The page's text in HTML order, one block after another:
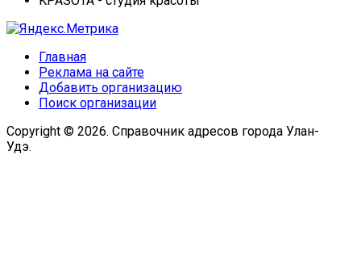
Главная
Реклама на сайте
Добавить организацию
Поиск организации
Copyright © 2026. Справочник адресов города Улан-
Удэ.